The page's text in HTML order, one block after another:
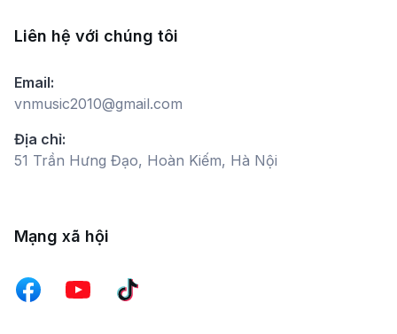
Liên hệ với chúng tôi
Email:
vnmusic2010@gmail.com
Địa chỉ:
51 Trần Hưng Đạo, Hoàn Kiếm, Hà Nội
Mạng xã hội